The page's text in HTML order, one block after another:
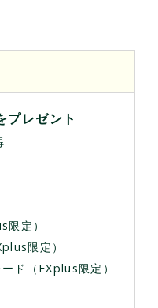
レゼント
定）
限定）
ド（FXplus限定）
～2026.8.19
金ボーナス